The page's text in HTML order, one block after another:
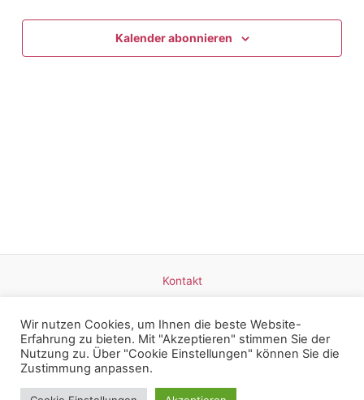
Kalender abonnieren
Kontakt
Impressum
Wir nutzen Cookies, um Ihnen die beste Website-
Erfahrung zu bieten. Mit "Akzeptieren" stimmen Sie der
Nutzung zu. Über "Cookie Einstellungen" können Sie die
Zustimmung anpassen.